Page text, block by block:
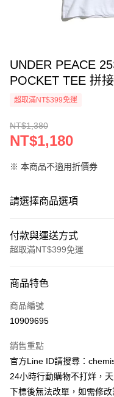
UNDER PEACE
POCKET TEE 拼
超取滿NT$399免運
NT$1,380
NT$1,180
※ 本商品不適用折價券
請選擇商品選項
付款與運送方式
超取滿NT$399免運
信用卡一次付款
超商取貨付款
Apple Pay
街口支付
商品特色
商品編號
10909695
銷售重點
官方Line ID請搜尋：
24小時行動購物不打烊，天
下標後無法改單，如需修